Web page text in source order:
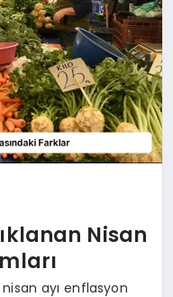
Nisan
ayı enflasyon